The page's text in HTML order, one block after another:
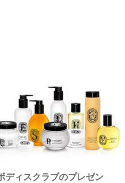
ディスクラブのプレゼン